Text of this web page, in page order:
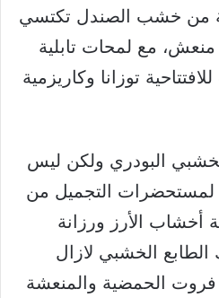
من خشب الصندل تكتسي
مع لمحات تابلية
توزانا وكاريزمية
البودري ولكن ليس
لمستحضرات التجميل من
الأرز ورزانة
الطابع الخشبي لازال
الحمضية والمنعشة